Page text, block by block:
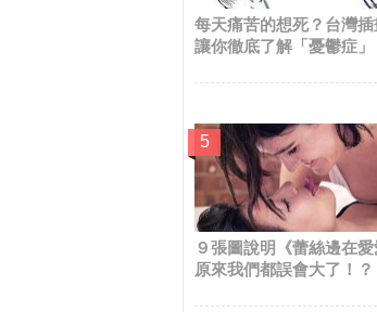
每天痛苦的想死？台灣
讓你徹底了解「憂鬱症」
９張圖說明《蕾絲邊在愛
原來我們都誤會大了！？